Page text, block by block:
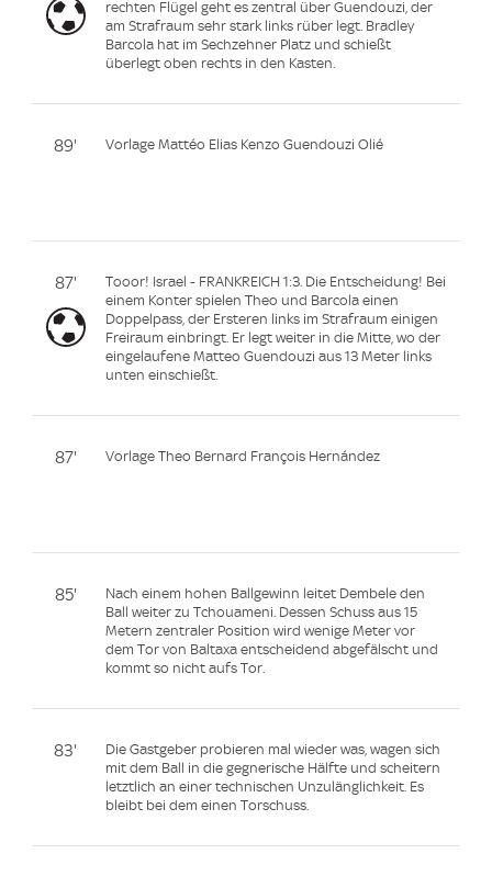
rechten Flügel geht es zentral über Guendouzi, der
am Strafraum sehr stark links rüber legt. Bradley
Barcola hat im Sechzehner Platz und schießt
überlegt oben rechts in den Kasten.
89' Vorlage Mattéo Elias Kenzo Guendouzi Olié
87'
Tooor! Israel - FRANKREICH 1:3. Die Entscheidung! Bei
einem Konter spielen Theo und Barcola einen
Doppelpass, der Ersteren links im Strafraum einigen
Freiraum einbringt. Er legt weiter in die Mitte, wo der
eingelaufene Matteo Guendouzi aus 13 Meter links
unten einschießt.
87' Vorlage Theo Bernard François Hernández
85'
Nach einem hohen Ballgewinn leitet Dembele den
Ball weiter zu Tchouameni. Dessen Schuss aus 15
Metern zentraler Position wird wenige Meter vor
dem Tor von Baltaxa entscheidend abgefälscht und
kommt so nicht aufs Tor.
83'
Die Gastgeber probieren mal wieder was, wagen sich
mit dem Ball in die gegnerische Hälfte und scheitern
letztlich an einer technischen Unzulänglichkeit. Es
bleibt bei dem einen Torschuss.